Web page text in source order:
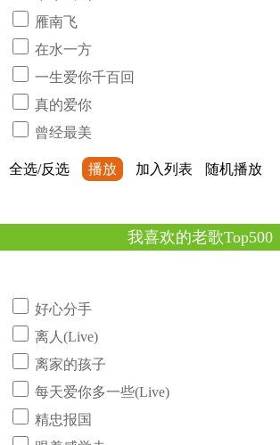
雁南飞
在水一方
一生爱你千百回
真的爱你
曾经最美
全选/反选 播放 加入列表 随机播放
我喜欢的老歌Top500
好心分手
离人(Live)
离家的孩子
每天爱你多一些(Live)
精忠报国